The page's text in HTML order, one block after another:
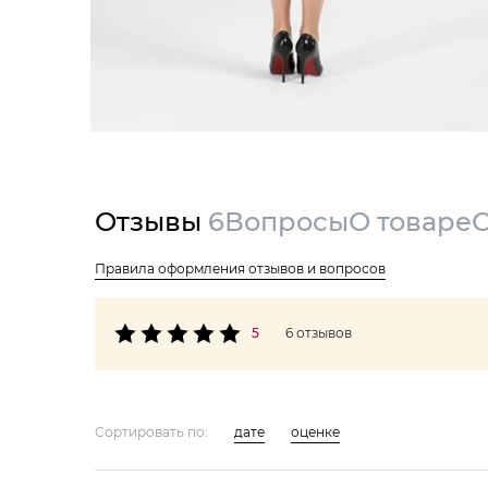
Отзывы 6ВопросыО товаре
Правила оформления отзывов и вопросов
5 6 отзывов
Сортировать по: дате оценке